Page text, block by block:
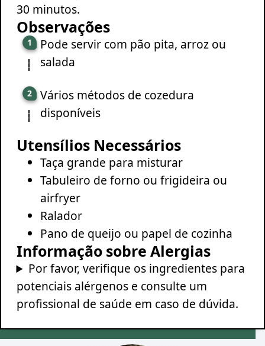
30 minutos.
Observações
Pode servir com pão pita, arroz ou
salada
Vários métodos de cozedura
disponíveis
Utensílios Necessários
Taça grande para misturar
Tabuleiro de forno ou frigideira ou
airfryer
Ralador
Pano de queijo ou papel de cozinha
Informação sobre Alergias
Por favor, verifique os ingredientes para
potenciais alérgenos e consulte um
profissional de saúde em caso de dúvida.